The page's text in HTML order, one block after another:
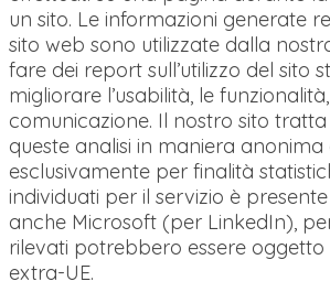
un sito. Le informazioni generate
sito web sono utilizzate dalla
fare dei report sull’utilizzo del sito
migliorare l’usabilità, le
comunicazione. Il nostro sito tratta
queste analisi in maniera anonima
esclusivamente per finalità
individuati per il servizio è presente
anche Microsoft (per LinkedIn),
rilevati potrebbero essere
extra-UE.